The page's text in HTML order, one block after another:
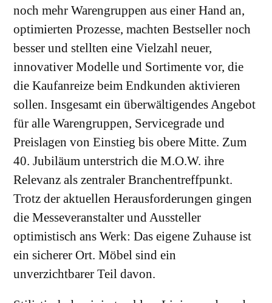
noch mehr Warengruppen aus einer Hand an,
optimierten Prozesse, machten Bestseller noch
besser und stellten eine Vielzahl neuer,
innovativer Modelle und Sortimente vor, die
die Kaufanreize beim Endkunden aktivieren
sollen. Insgesamt ein überwältigendes Angebot
für alle Warengruppen, Servicegrade und
Preislagen von Einstieg bis obere Mitte. Zum
40. Jubiläum unterstrich die M.O.W. ihre
Relevanz als zentraler Branchentreffpunkt.
Trotz der aktuellen Herausforderungen gingen
die Messeveranstalter und Aussteller
optimistisch ans Werk: Das eigene Zuhause ist
ein sicherer Ort. Möbel sind ein
unverzichtbarer Teil davon.